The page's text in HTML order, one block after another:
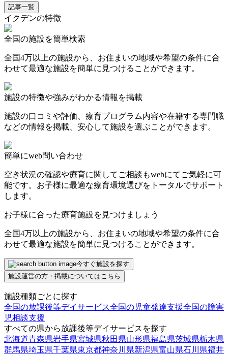
記事一覧
イクデンの特徴
全国の施設を簡単検索
全国4万以上の施設から、お住まいの地域や希望の条件に合
わせて最適な施設を簡単に見つけることができます。
施設の特徴や強みがわかる情報を掲載
施設の口コミや評価、療育プログラム内容や在籍する専門職
などの情報を掲載、安心して施設を選ぶことができます。
簡単にweb問い合わせ
空き状況の確認や療育に関してご相談もwebにてご気軽に可
能です。お子様に最適な療育環境選びをトータルでサポート
します。
お子様に合った療育施設を見つけましょう
全国4万以上の施設から、お住まいの地域や希望の条件に合
わせて最適な施設を簡単に見つけることができます。
今すぐ施設を探す
施設運営の方・掲載についてはこちら
施設種類ごとに探す
全国の放課後等デイサービス全国の児童発達支援全国の障害
児相談支援
すべての県から放課後等デイサービスを探す
北海道青森県岩手県宮城県秋田県山形県福島県茨城県栃木県
群馬県埼玉県千葉県東京都神奈川県新潟県富山県石川県福井